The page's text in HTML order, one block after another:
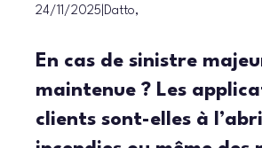
24/11/2025 Datto,
En cas de sinistre
maintenue ? Les
clients sont-elles à